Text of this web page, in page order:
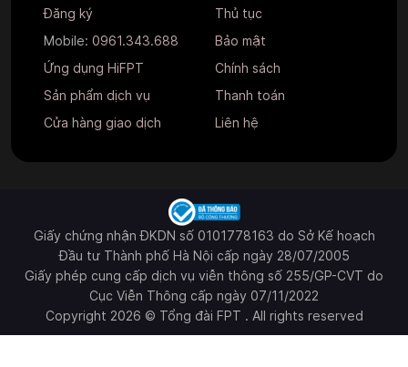
Đăng ký
Mobile: 0961.343.688
Ứng dụng HiFPT
Sản phẩm dịch vụ
Cửa hàng giao dịch
Thủ tục
Bảo mật
Chính sách
Thanh toán
Liên hệ
Giấy chứng nhận ĐKDN số 0101778163 do Sở Kế hoạch
Đầu tư Thành phố Hà Nội cấp ngày 28/07/2005
Giấy phép cung cấp dịch vụ viễn thông số 255/GP-CVT do
Cục Viễn Thông cấp ngày 07/11/2022
Copyright 2026 © Tổng đài FPT . All rights reserved